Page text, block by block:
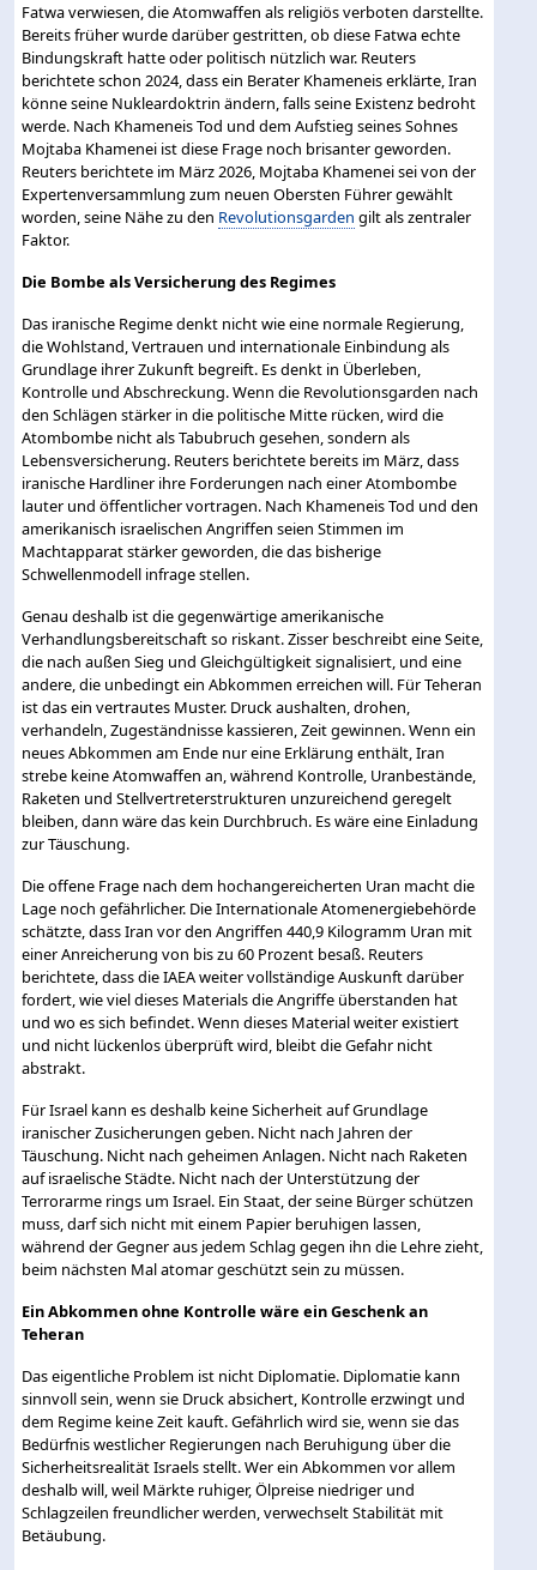
Fatwa verwiesen, die Atomwaffen als religiös verboten darstellte.
Bereits früher wurde darüber gestritten, ob diese Fatwa echte
Bindungskraft hatte oder politisch nützlich war. Reuters
berichtete schon 2024, dass ein Berater Khameneis erklärte, Iran
könne seine Nukleardoktrin ändern, falls seine Existenz bedroht
werde. Nach Khameneis Tod und dem Aufstieg seines Sohnes
Mojtaba Khamenei ist diese Frage noch brisanter geworden.
Reuters berichtete im März 2026, Mojtaba Khamenei sei von der
Expertenversammlung zum neuen Obersten Führer gewählt
worden, seine Nähe zu den Revolutionsgarden gilt als zentraler
Faktor.
Die Bombe als Versicherung des Regimes
Das iranische Regime denkt nicht wie eine normale Regierung,
die Wohlstand, Vertrauen und internationale Einbindung als
Grundlage ihrer Zukunft begreift. Es denkt in Überleben,
Kontrolle und Abschreckung. Wenn die Revolutionsgarden nach
den Schlägen stärker in die politische Mitte rücken, wird die
Atombombe nicht als Tabubruch gesehen, sondern als
Lebensversicherung. Reuters berichtete bereits im März, dass
iranische Hardliner ihre Forderungen nach einer Atombombe
lauter und öffentlicher vortragen. Nach Khameneis Tod und den
amerikanisch israelischen Angriffen seien Stimmen im
Machtapparat stärker geworden, die das bisherige
Schwellenmodell infrage stellen.
Genau deshalb ist die gegenwärtige amerikanische
Verhandlungsbereitschaft so riskant. Zisser beschreibt eine Seite,
die nach außen Sieg und Gleichgültigkeit signalisiert, und eine
andere, die unbedingt ein Abkommen erreichen will. Für Teheran
ist das ein vertrautes Muster. Druck aushalten, drohen,
verhandeln, Zugeständnisse kassieren, Zeit gewinnen. Wenn ein
neues Abkommen am Ende nur eine Erklärung enthält, Iran
strebe keine Atomwaffen an, während Kontrolle, Uranbestände,
Raketen und Stellvertreterstrukturen unzureichend geregelt
bleiben, dann wäre das kein Durchbruch. Es wäre eine Einladung
zur Täuschung.
Die offene Frage nach dem hochangereicherten Uran macht die
Lage noch gefährlicher. Die Internationale Atomenergiebehörde
schätzte, dass Iran vor den Angriffen 440,9 Kilogramm Uran mit
einer Anreicherung von bis zu 60 Prozent besaß. Reuters
berichtete, dass die IAEA weiter vollständige Auskunft darüber
fordert, wie viel dieses Materials die Angriffe überstanden hat
und wo es sich befindet. Wenn dieses Material weiter existiert
und nicht lückenlos überprüft wird, bleibt die Gefahr nicht
abstrakt.
Für Israel kann es deshalb keine Sicherheit auf Grundlage
iranischer Zusicherungen geben. Nicht nach Jahren der
Täuschung. Nicht nach geheimen Anlagen. Nicht nach Raketen
auf israelische Städte. Nicht nach der Unterstützung der
Terrorarme rings um Israel. Ein Staat, der seine Bürger schützen
muss, darf sich nicht mit einem Papier beruhigen lassen,
während der Gegner aus jedem Schlag gegen ihn die Lehre zieht,
beim nächsten Mal atomar geschützt sein zu müssen.
Ein Abkommen ohne Kontrolle wäre ein Geschenk an
Teheran
Das eigentliche Problem ist nicht Diplomatie. Diplomatie kann
sinnvoll sein, wenn sie Druck absichert, Kontrolle erzwingt und
dem Regime keine Zeit kauft. Gefährlich wird sie, wenn sie das
Bedürfnis westlicher Regierungen nach Beruhigung über die
Sicherheitsrealität Israels stellt. Wer ein Abkommen vor allem
deshalb will, weil Märkte ruhiger, Ölpreise niedriger und
Schlagzeilen freundlicher werden, verwechselt Stabilität mit
Betäubung.